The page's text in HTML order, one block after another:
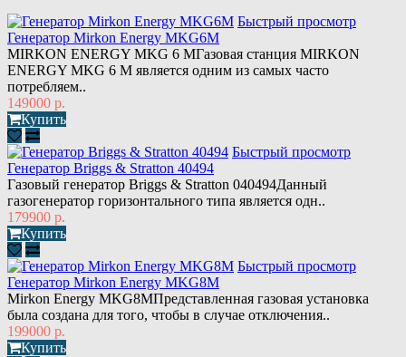
Быстрый просмотр
Генератор Mirkon Energy MKG6M
MIRKON ENERGY MKG 6 MГазовая станция MIRKON
ENERGY MKG 6 M является одним из самых часто
потребляем..
149000 р.
Купить
Быстрый просмотр
Генератор Briggs & Stratton 40494
Газовый генератор Briggs & Stratton 040494Данный
газогенератор горизонтального типа является одн..
179900 р.
Купить
Быстрый просмотр
Генератор Mirkon Energy MKG8M
Mirkon Energy MKG8MПредставленная газовая установка
была создана для того, чтобы в случае отключения..
199000 р.
Купить